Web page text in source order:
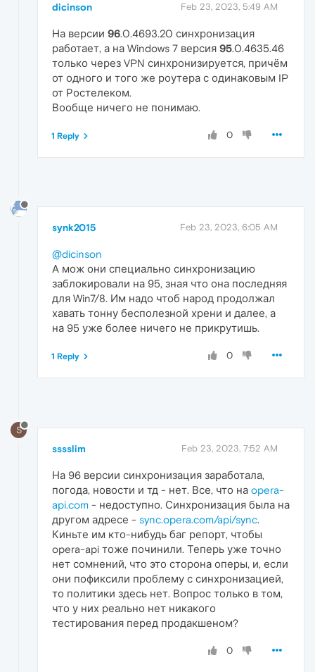
dicinson Feb 23, 2023, 5:49 AM
На версии 96.0.4693.20 синхронизация
работает, а на Windows 7 версия 95.0.4635.46
только через VPN синхронизируется, причём
от одного и того же роутера с одинаковым IP
от Ростелеком.
Вообще ничего не понимаю.
0
1 Reply
synk2015 Feb 23, 2023, 6:05 AM
@dicinson
А мож они специально синхронизацию
заблокировали на 95, зная что она последняя
для Win7/8. Им надо чтоб народ продолжал
хавать тонну бесполезной хрени и далее, а
на 95 уже более ничего не прикрутишь.
0
1 Reply
S
sssslim Feb 23, 2023, 7:52 AM
На 96 версии синхронизация заработала,
погода, новости и тд - нет. Все, что на opera-
api.com - недоступно. Синхронизация была на
другом адресе - sync.opera.com/api/sync.
Киньте им кто-нибудь баг репорт, чтобы
opera-api тоже починили. Теперь уже точно
нет сомнений, что это сторона оперы, и, если
они пофиксили проблему с синхронизацией,
то политики здесь нет. Вопрос только в том,
что у них реально нет никакого
тестирования перед продакшеном?
0